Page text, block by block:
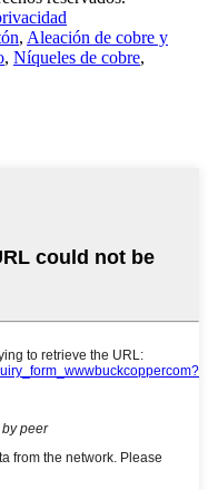
, Aleación de cobre y
, Níqueles de cobre,